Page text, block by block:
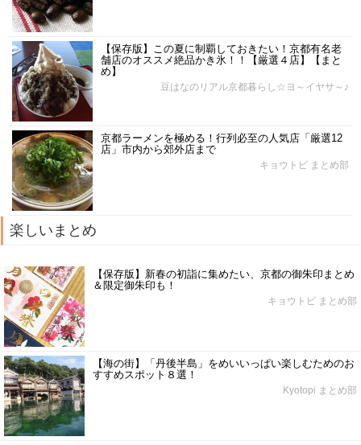
【保存版】この夏に制覇しておきたい！京都有名老
舗店のオススメ絶品かき氷！！【厳選４店】【まと
め】
豆はなのリアル京都暮らし☆ヨ～イヤサ～♪
京都ラーメンを極める！行列必至の人気店「厳選12
店」市内から郊外店まで
キョウトピ まとめ部
楽しいまとめ
【保存版】新春の初詣に集めたい、京都の御朱印まとめ
＆限定御朱印も！
キョウトピ まとめ部
【海の街】「丹後半島」をめいいっぱい楽しむためのお
すすめスポット８選！
Kyotopi まとめ部